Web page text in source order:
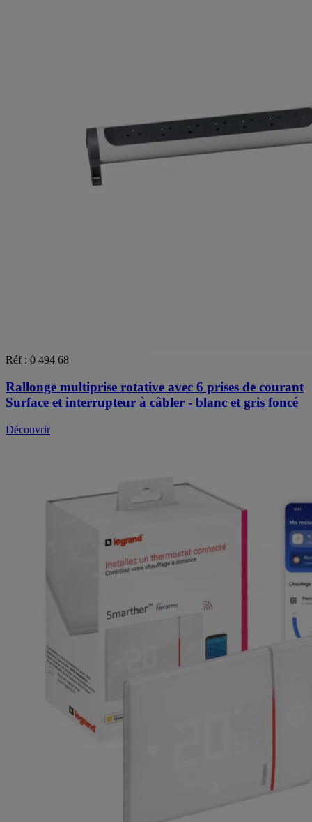
Réf : 0 494 68
Rallonge multiprise rotative avec 6 prises de courant
Surface et interrupteur à câbler - blanc et gris foncé
Découvrir